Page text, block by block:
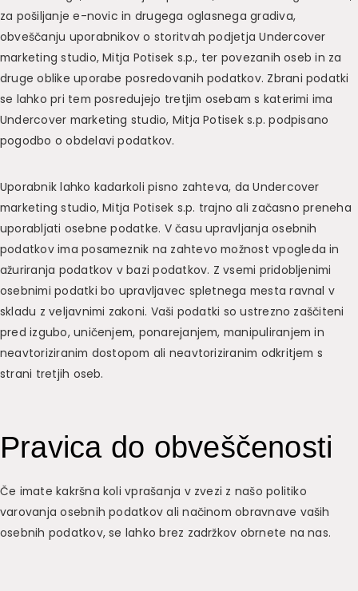
za pošiljanje e-novic in drugega oglasnega gradiva,
obveščanju uporabnikov o storitvah podjetja Undercover
marketing studio, Mitja Potisek s.p., ter povezanih oseb in za
druge oblike uporabe posredovanih podatkov. Zbrani podatki
se lahko pri tem posredujejo tretjim osebam s katerimi ima
Undercover marketing studio, Mitja Potisek s.p. podpisano
pogodbo o obdelavi podatkov.
Uporabnik lahko kadarkoli pisno zahteva, da Undercover
marketing studio, Mitja Potisek s.p. trajno ali začasno preneha
uporabljati osebne podatke. V času upravljanja osebnih
podatkov ima posameznik na zahtevo možnost vpogleda in
ažuriranja podatkov v bazi podatkov. Z vsemi pridobljenimi
osebnimi podatki bo upravljavec spletnega mesta ravnal v
skladu z veljavnimi zakoni. Vaši podatki so ustrezno zaščiteni
pred izgubo, uničenjem, ponarejanjem, manipuliranjem in
neavtoriziranim dostopom ali neavtoriziranim odkritjem s
strani tretjih oseb.
Pravica do obveščenosti
Če imate kakršna koli vprašanja v zvezi z našo politiko
varovanja osebnih podatkov ali načinom obravnave vaših
osebnih podatkov, se lahko brez zadržkov obrnete na nas.